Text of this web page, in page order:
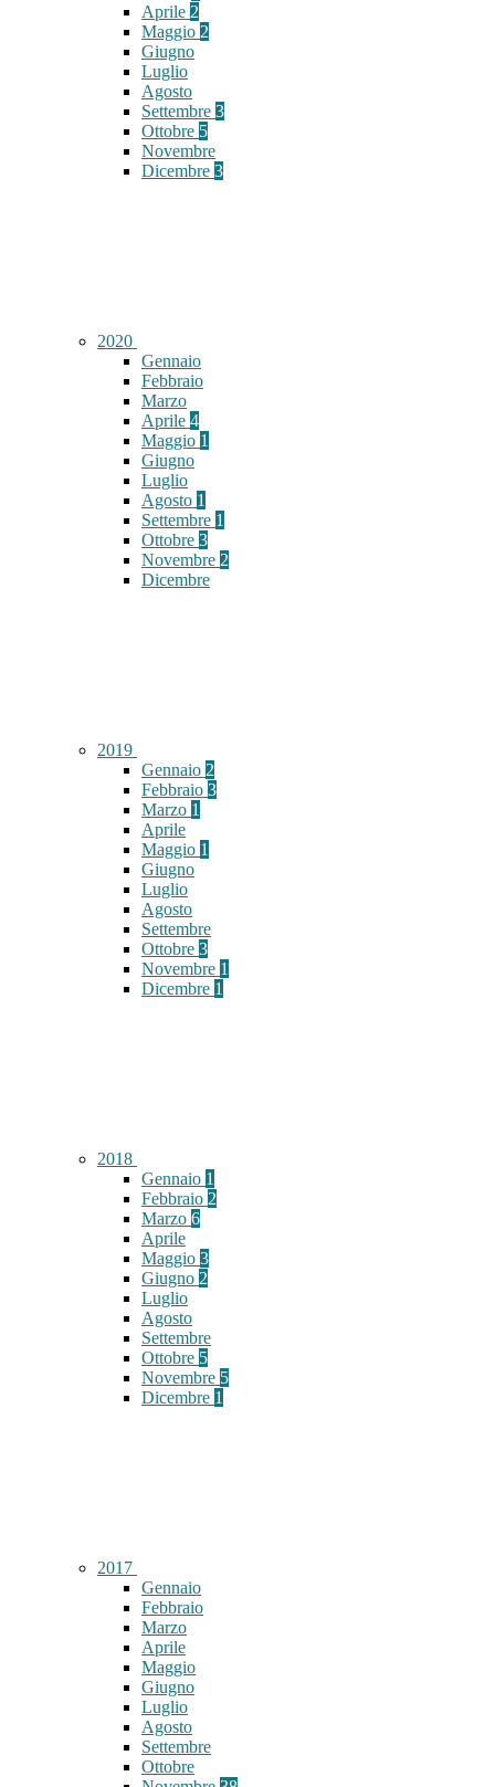
Aprile 2
Maggio 2
Giugno
Luglio
Agosto
Settembre 3
Ottobre 5
Novembre
Dicembre 3
2020
Gennaio
Febbraio
Marzo
Aprile 4
Maggio 1
Giugno
Luglio
Agosto 1
Settembre 1
Ottobre 3
Novembre 2
Dicembre
2019
Gennaio 2
Febbraio 3
Marzo 1
Aprile
Maggio 1
Giugno
Luglio
Agosto
Settembre
Ottobre 3
Novembre 1
Dicembre 1
2018
Gennaio 1
Febbraio 2
Marzo 6
Aprile
Maggio 3
Giugno 2
Luglio
Agosto
Settembre
Ottobre 5
Novembre 5
Dicembre 1
2017
Gennaio
Febbraio
Marzo
Aprile
Maggio
Giugno
Luglio
Agosto
Settembre
Ottobre